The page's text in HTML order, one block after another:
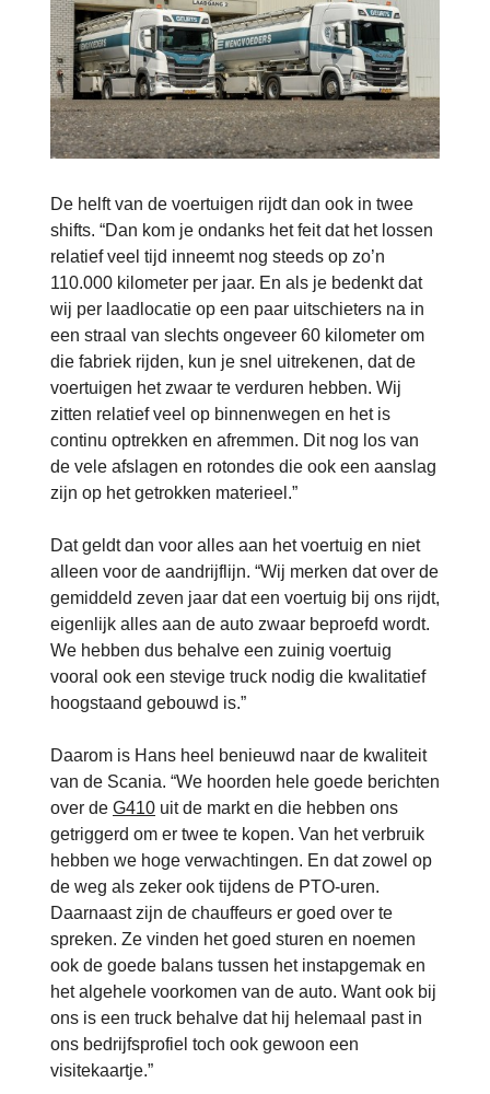
De helft van de voertuigen rijdt dan ook in twee
shifts. “Dan kom je ondanks het feit dat het lossen
relatief veel tijd inneemt nog steeds op zo’n
110.000 kilometer per jaar. En als je bedenkt dat
wij per laadlocatie op een paar uitschieters na in
een straal van slechts ongeveer 60 kilometer om
die fabriek rijden, kun je snel uitrekenen, dat de
voertuigen het zwaar te verduren hebben. Wij
zitten relatief veel op binnenwegen en het is
continu optrekken en afremmen. Dit nog los van
de vele afslagen en rotondes die ook een aanslag
zijn op het getrokken materieel.”
Dat geldt dan voor alles aan het voertuig en niet
alleen voor de aandrijflijn. “Wij merken dat over de
gemiddeld zeven jaar dat een voertuig bij ons rijdt,
eigenlijk alles aan de auto zwaar beproefd wordt.
We hebben dus behalve een zuinig voertuig
vooral ook een stevige truck nodig die kwalitatief
hoogstaand gebouwd is.”
Daarom is Hans heel benieuwd naar de kwaliteit
van de Scania. “We hoorden hele goede berichten
over de G410 uit de markt en die hebben ons
getriggerd om er twee te kopen. Van het verbruik
hebben we hoge verwachtingen. En dat zowel op
de weg als zeker ook tijdens de PTO-uren.
Daarnaast zijn de chauffeurs er goed over te
spreken. Ze vinden het goed sturen en noemen
ook de goede balans tussen het instapgemak en
het algehele voorkomen van de auto. Want ook bij
ons is een truck behalve dat hij helemaal past in
ons bedrijfsprofiel toch ook gewoon een
visitekaartje.”